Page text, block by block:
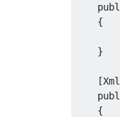
{
}
[
{